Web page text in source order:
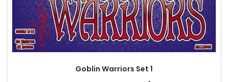
Goblin Warriors Set 1